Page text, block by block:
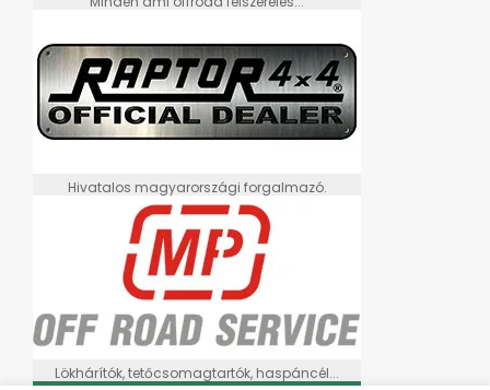
Hivatalos magyarországi forgalmazó.
Lökhárítók, tetőcsomagtartók, haspáncél...